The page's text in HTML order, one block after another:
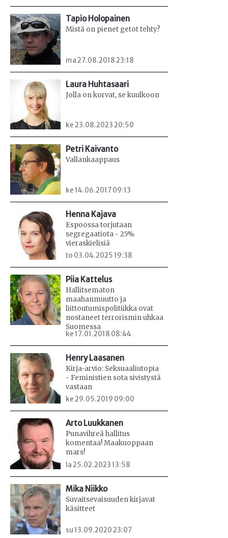
Tapio Holopainen
Mistä on pienet getot tehty?
ma 27.08.2018 23:18
Laura Huhtasaari
Jolla on korvat, se kuulkoon
ke 23.08.2023 20:50
Petri Kaivanto
Vallankaappaus
ke 14.06.2017 09:13
Henna Kajava
Espoossa torjutaan
segregaatiota - 25%
vieraskielisiä
to 03.04.2025 19:38
Piia Kattelus
Hallitsematon
maahanmuutto ja
liittoutumispolitiikka ovat
nostaneet terrorismin uhkaa
Suomessa
ke 17.01.2018 08:44
Henry Laasanen
Kirja-arvio: Seksuaaliutopia
- Feministien sota sivistystä
vastaan
ke 29.05.2019 09:00
Arto Luukkanen
Punavihreä hallitus
komentaa! Maakuoppaan
mars!
la 25.02.2023 13:58
Mika Niikko
Suvaitsevaisuuden kirjavat
käsitteet
su 13.09.2020 23:07